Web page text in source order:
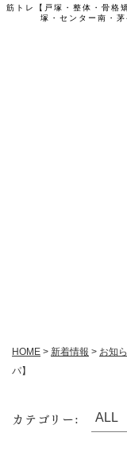
筋トレ【戸塚・整体・骨格
塚・センター南・
HOME > 新着情報 > お知
パ】
カテゴリー: